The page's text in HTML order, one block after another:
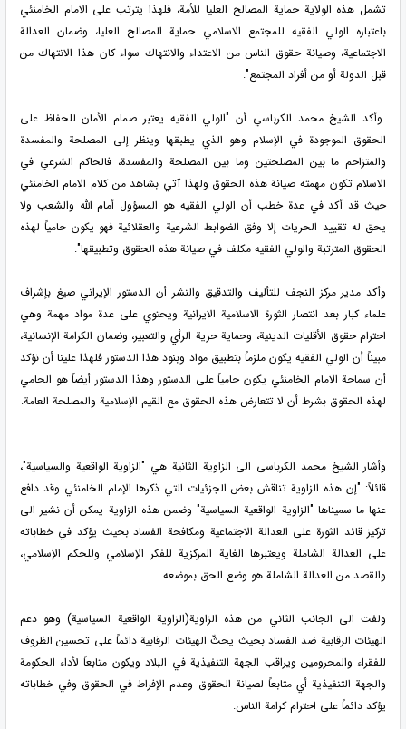
تشمل هذه الولاية حماية المصالح العليا للأمة، فلهذا يترتب على الامام الخامنئي
باعتباره الولي الفقيه للمجتمع الاسلامي حماية المصالح العليا، وضمان العدالة
الاجتماعية، وصيانة حقوق الناس من الاعتداء والانتهاك سواء كان هذا الانتهاك من
قبل الدولة أو من أفراد المجتمع".
وأكد الشيخ محمد الكرباسي أن "الولي الفقيه يعتبر صمام الأمان للحفاظ على
الحقوق الموجودة في الإسلام وهو الذي يطبقها وينظر إلى المصلحة والمفسدة
والمتزاحم ما بين المصلحتين وما بين المصلحة والمفسدة، فالحاكم الشرعي في
الاسلام تكون مهمته صيانة هذه الحقوق ولهذا آتي بشاهد من كلام الامام الخامنئي
حيث قد أكد في عدة خطب أن الولي الفقيه هو المسؤول أمام الله والشعب ولا
يحق له تقييد الحريات إلا وفق الضوابط الشرعية والعقلائية فهو يكون حامياً لهذه
الحقوق المترتبة والولي الفقيه مكلف في صيانة هذه الحقوق وتطبيقها".
وأكد مدير مركز النجف للتأليف والتدقيق والنشر أن الدستور الإيراني صيغ بإشراف
علماء كبار بعد انتصار الثورة الاسلامية الايرانية ويحتوي على عدة مواد مهمة وهي
احترام حقوق الأقليات الدينية، وحماية حرية الرأي والتعبير، وضمان الكرامة الإنسانية،
مبيناً أن الولي الفقيه يكون ملزماً بتطبيق مواد وبنود هذا الدستور فلهذا علينا أن نؤكد
أن سماحة الامام الخامنئي يكون حامياً على الدستور وهذا الدستور أيضاً هو الحامي
لهذه الحقوق بشرط أن لا تتعارض هذه الحقوق مع القيم الإسلامية والمصلحة العامة.
وأشار الشیخ محمد الکرباسی الى الزاوية الثانية هي "الزاوية الواقعية والسياسية"،
قائلاً: "إن هذه الزاوية تناقش بعض الجزئيات التي ذكرها الإمام الخامنئي وقد دافع
عنها ما سميناها "الزاوية الواقعية السياسية" وضمن هذه الزاوية يمكن أن نشير الى
تركيز قائد الثورة على العدالة الاجتماعية ومكافحة الفساد بحيث يؤكد في خطاباته
على العدالة الشاملة ويعتبرها الغاية المركزية للفكر الإسلامي وللحكم الإسلامي،
والقصد من العدالة الشاملة هو وضع الحق بموضعه.
ولفت الى الجانب الثاني من هذه الزاوية(الزاوية الواقعية السياسية) وهو دعم
الهيئات الرقابية ضد الفساد بحيث يحثّ الهيئات الرقابية دائماً على تحسين الظروف
للفقراء والمحرومين ويراقب الجهة التنفيذية في البلاد ويكون متابعاً لأداء الحكومة
والجهة التنفيذية أي متابعاً لصيانة الحقوق وعدم الإفراط في الحقوق وفي خطاباته
يؤكد دائماً على احترام كرامة الناس.